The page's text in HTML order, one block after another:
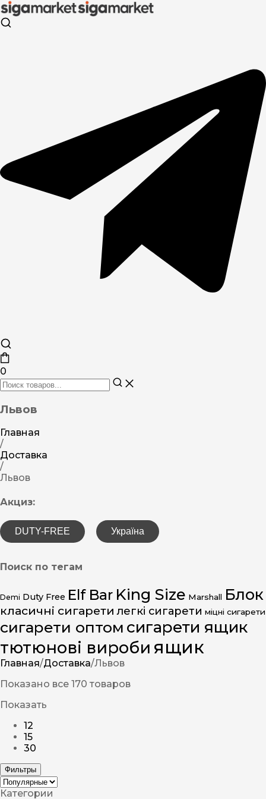
0
Львов
Главная
/
Доставка
/
Львов
Акциз:
DUTY-FREE Україна
Поиск по тегам
Demi Duty Free Elf Bar King Size Marshall Блок
класичні сигарети легкі сигарети міцні сигарети
сигарети оптом сигарети ящик
тютюнові вироби ящик
Главная/Доставка/Львов
Показано все 170 товаров
Показать
12
15
30
Фильтры
Категории